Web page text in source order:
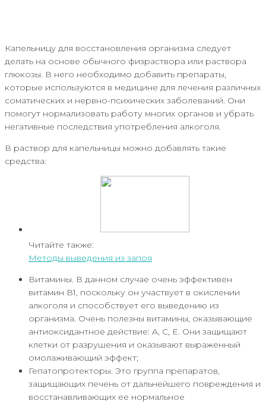
Капельницу для восстановления организма следует
делать на основе обычного физраствора или раствора
глюкозы. В него необходимо добавить препараты,
которые используются в медицине для лечения различных
соматических и нервно-психических заболеваний. Они
помогут нормализовать работу многих органов и убрать
негативные последствия употребления алкоголя.
В раствор для капельницы можно добавлять такие
средства:
Читайте также:
Методы выведения из запоя
Витамины. В данном случае очень эффективен
витамин В1, поскольку он участвует в окислении
алкоголя и способствует его выведению из
организма. Очень полезны витамины, оказывающие
антиоксидантное действие: A, C, E. Они защищают
клетки от разрушения и оказывают выраженный
омолаживающий эффект;
Гепатопротекторы. Это группа препаратов,
защищающих печень от дальнейшего повреждения и
восстанавливающих ее нормальное